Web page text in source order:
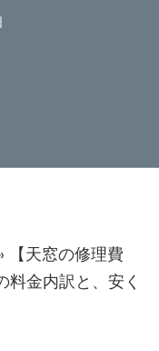
【天窓の修理費
料金内訳と、安く